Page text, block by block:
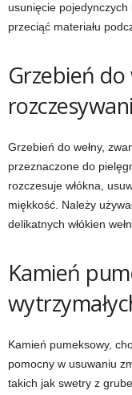
usunięcie
przeciąć materiału
Grzebień do
Grzebień do wełny,
przeznaczone do
rozczesuje włókna,
miękkość. Należy
delikatnych włókien
Kamień
Kamień pumeksowy,
pomocny w usuwaniu
takich jak swetry z